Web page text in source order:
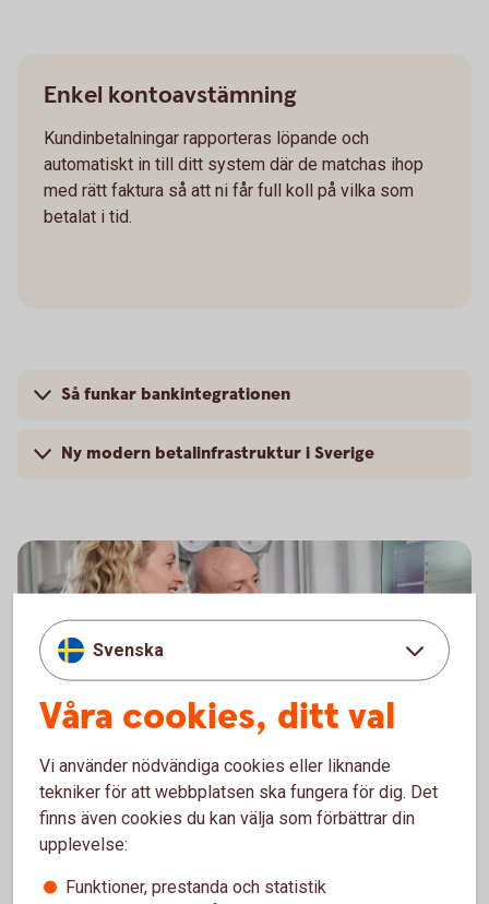
Enkel kontoavstämning
Kundinbetalningar rapporteras löpande och
automatiskt in till ditt system där de matchas ihop
med rätt faktura så att ni får full koll på vilka som
betalat i tid.
Så funkar bankintegrationen
Ny modern betalinfrastruktur i Sverige
Hantera er ekonomi på ett
enkelt,
och
sätt med bankintegration.
Svenska
Våra cookies, ditt val
Vi använder nödvändiga cookies eller liknande
tekniker för att webbplatsen ska fungera för dig. Det
finns även cookies du kan välja som förbättrar din
upplevelse:
Funktioner, prestanda och statistik